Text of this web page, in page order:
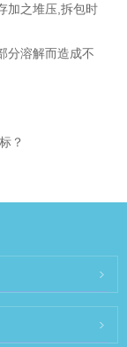
加之堆压,拆包时
分溶解而造成不
？